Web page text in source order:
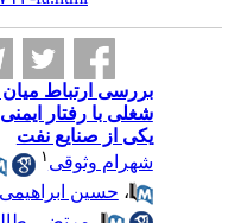
میان هوش هیجانی و
ایمنی صادرکنندگان
،مجتبی داوری*۲
ابراهیمی۱ ،جمیله
۴